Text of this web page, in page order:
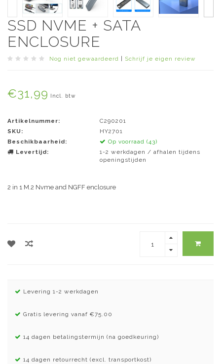
SSD NVME + SATA
ENCLOSURE
Nog niet gewaardeerd Schrijf je eigen review
€31,99 Incl. btw
Artikelnummer:
C290201
SKU:
HY2701
Beschikbaarheid:
Op voorraad (43)
Levertijd:
1-2 werkdagen / afhalen tijdens
openingstijden
2 in 1 M.2 Nvme and NGFF enclosure
Levering 1-2 werkdagen
Gratis levering vanaf €75.00
14 dagen betalingstermijn (na goedkeuring)
14 dagen retourrecht (excl. transportkost)